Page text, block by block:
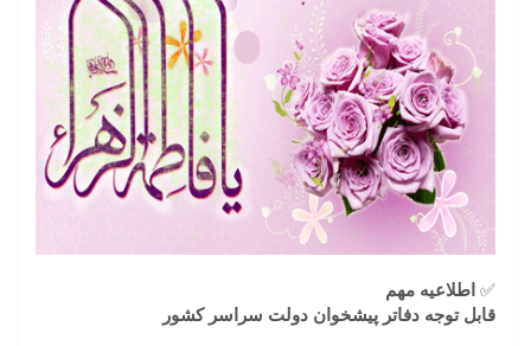
✅ اطلاعیه مهم
قابل توجه دفاتر پیشخوان دولت سراسر کشور